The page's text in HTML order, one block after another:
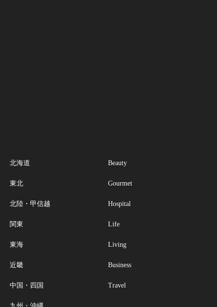
北海道
東北
北陸・甲信越
関東
東海
近畿
中国・四国
Beauty
Gourmet
Hospital
Life
Living
Business
Travel